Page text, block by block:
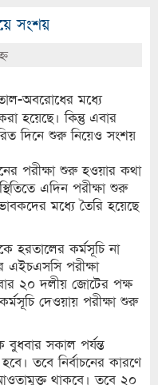
সংশয়
অবরোধের মধ্যে
হয়েছে। কিন্তু এবার
দিনে শুরু নিয়েও সংশয়
পরীক্ষা শুরু হওয়ার কথা
এদিন পরীক্ষা শুরু
মধ্যে তৈরি হয়েছে
হরতালের কর্মসূচি না
এইচএসসি পরীক্ষা
২০ দলীয় জোটের পক্ষ
দেওয়ায় পরীক্ষা শুরু
সকাল পর্যন্ত
তবে নির্বাচনের কারণে
থাকবে। তবে ২০